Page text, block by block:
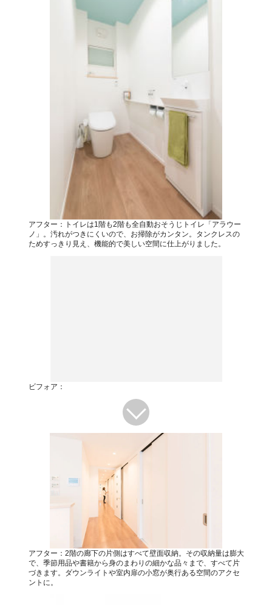
アフター：トイレは1階も2階も全自動おそうじトイレ「アラウー
ノ」。汚れがつきにくいので、お掃除がカンタン。タンクレスの
ためすっきり見え、機能的で美しい空間に仕上がりました。
ビフォア：
アフター：2階の廊下の片側はすべて壁面収納。その収納量は膨大
で、季節用品や書籍から身のまわりの細かな品々まで、すべて片
づきます。ダウンライトや室内扉の小窓が奥行ある空間のアクセ
ントに。